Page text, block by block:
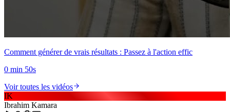
Comment générer de vrais résultats : Passez à l'action effic
0 min 50s
Voir toutes les vidéos
IK
Ibrahim Kamara